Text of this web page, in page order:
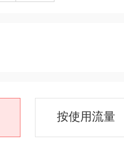
按使用流量